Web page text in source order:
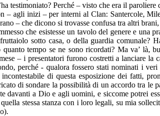
testimoniato? Perché – visto che era il
– agli inizi – per interni al Clan: Santercole,
– che dicono si trovasse confusa tra altri
che esistesse un tavolo del genere e
sotto casa, o della guardia comunale?
quanto tempo se ne sono ricordati? Ma va’
– i presentatori furono costretti a lanciare
perché - qualora fossero stati nominati i
di questa esposizione dei fatti,
di sondare la possibilità di un accordo tra
davanti a Dio e agli uomini, e siccome potrei
stessa stanza con i loro legali, su mia